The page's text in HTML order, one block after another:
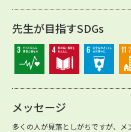
先生が目指すSDGs
メッセージ
多くの人が見落としがちですが、